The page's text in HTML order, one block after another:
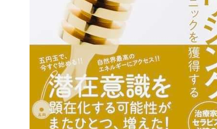
特定商取引法に基づく表記